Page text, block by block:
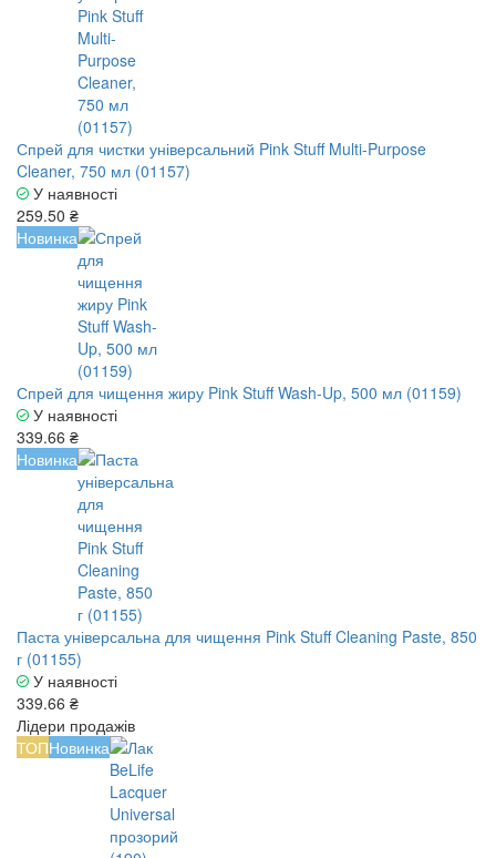
Спрей для чистки універсальний Pink Stuff Multi-Purpose
Cleaner, 750 мл (01157)
У наявності
259.50 ₴
Новинка
Спрей для чищення жиру Pink Stuff Wash-Up, 500 мл (01159)
У наявності
339.66 ₴
Новинка
Паста універсальна для чищення Pink Stuff Cleaning Paste, 850
г (01155)
У наявності
339.66 ₴
Лідери продажів
ТОПНовинка